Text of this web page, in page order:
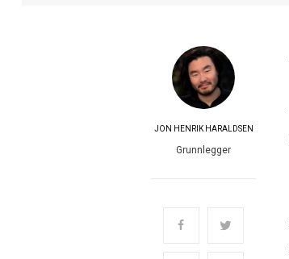
JON HENRIK HARALDSEN
Grunnlegger